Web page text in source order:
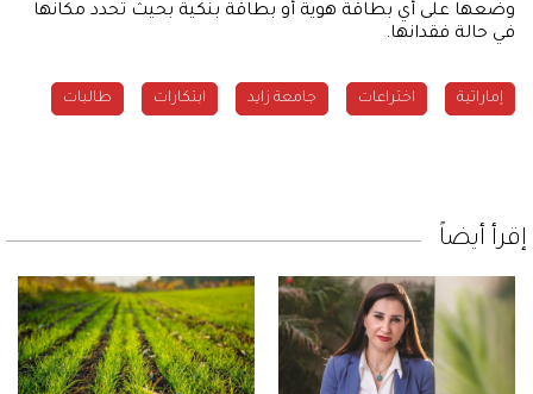
وضعها على أي بطاقة هوية أو بطاقة بنكية بحيث تحدد مكانها
في حالة فقدانها.
إماراتية اختراعات جامعة زايد ابتكارات طالبات
إقرأ أيضاً